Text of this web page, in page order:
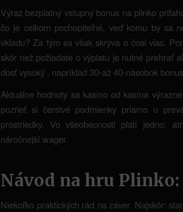
Výraz bezplatný vstupný bonus na plinko
čo je celkom pochopiteľné, veď komu by sa
vkladu? Za tým sa však skrýva o čosi viac.
skôr než požiadate o výplatu je nutné prehrať
dosť vysoký , napríklad 30-až 40-násobok
Aktuálne hodnoty sa kasíno od kasína
pozrieť si čerstvé podmienky priamo u
prostriedky. Vo všeobecnosti platí jedno:
náročnejší wager.
Návod na hru
Niekoľko praktických rád na záver. Najskôr: